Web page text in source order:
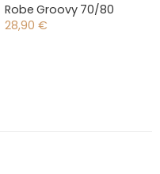
Robe Groovy 70/80
28,90 €